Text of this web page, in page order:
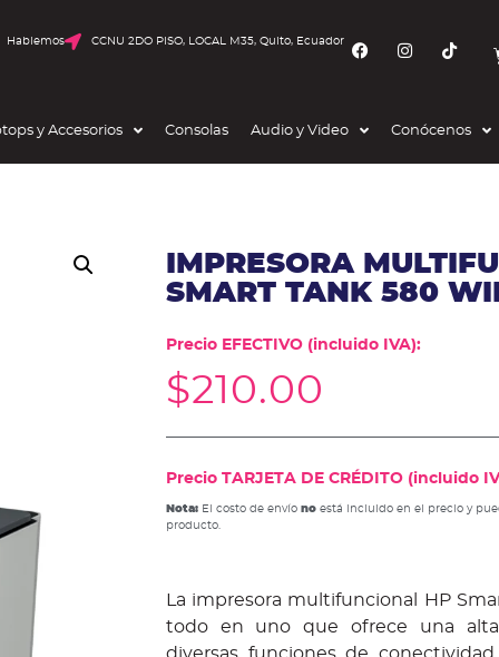
Hablemos CCNU 2DO PISO, LOCAL M35, Quito, Ecuador
y Accesorios Consolas Audio y Video Conócenos
IMPRESORA
SMART TANK 580
Precio EFECTIVO (incluido IVA):
$210.00
Precio TARJETA DE CRÉDITO (incluido
Nota:El costo de envío noestá incluido en el precio y
producto.
La impresora multifuncional HP
todo en uno que ofrece una
diversas funciones de